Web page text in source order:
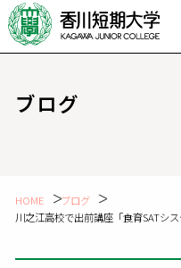
ブログ
HOME
ブログ
川之江高校で出前講座「食育SATシ